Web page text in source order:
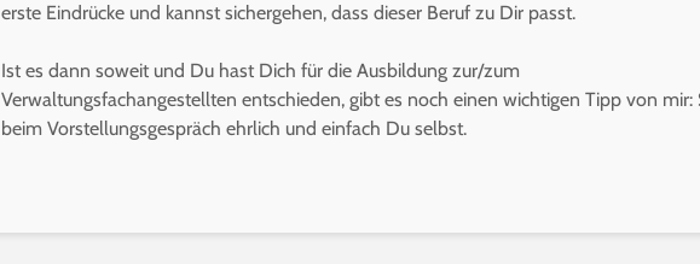
erste Eindrücke und kannst sichergehen, dass dieser Beruf zu Dir passt.
Ist es dann soweit und Du hast Dich für die Ausbildung zur/zum
Verwaltungsfachangestellten entschieden, gibt es noch einen wichtigen Tipp von mir:
beim Vorstellungsgespräch ehrlich und einfach Du selbst.